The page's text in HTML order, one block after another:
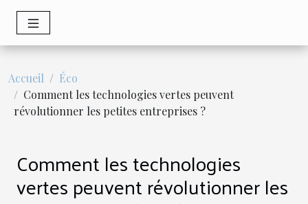
Accueil
Éco
Comment les technologies vertes peuvent
révolutionner les petites entreprises ?
Comment les technologies
vertes peuvent révolutionner les